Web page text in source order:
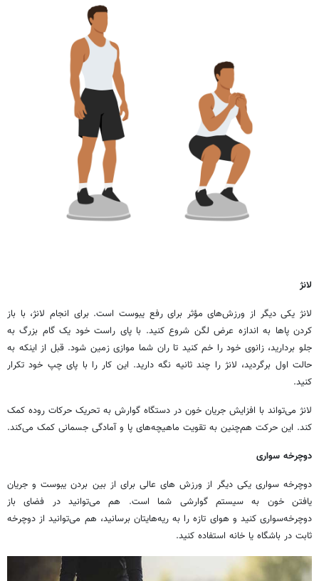
لانژ
لانژ یکی دیگر از ورزش‌های مؤثر برای رفع یبوست است. برای انجام لانژ، با باز
کردن پاها به اندازه عرض لگن شروع کنید. با پای راست خود یک گام بزرگ به
جلو بردارید، زانوی خود را خم کنید تا ران شما موازی زمین شود. قبل از اینکه به
حالت اول برگردید، لانژ را چند ثانیه نگه دارید. این کار را با پای چپ خود تکرار
کنید.
لانژ می‌تواند با افزایش جریان خون در دستگاه گوارش به تحریک حرکات روده کمک
کند. این حرکت هم‌چنین به تقویت ماهیچه‌های پا و آمادگی جسمانی کمک می‌کند.
دوچرخه سواری
دوچرخه سواری یکی دیگر از ورزش های عالی برای از بین بردن یبوست و جریان
یافتن خون به سیستم گوارشی شما است. هم می‌توانید در فضای باز
دوچرخه‌سواری کنید و هوای تازه را به ریه‌هایتان برسانید، هم می‌توانید از دوچرخه
ثابت در باشگاه یا خانه استفاده کنید.